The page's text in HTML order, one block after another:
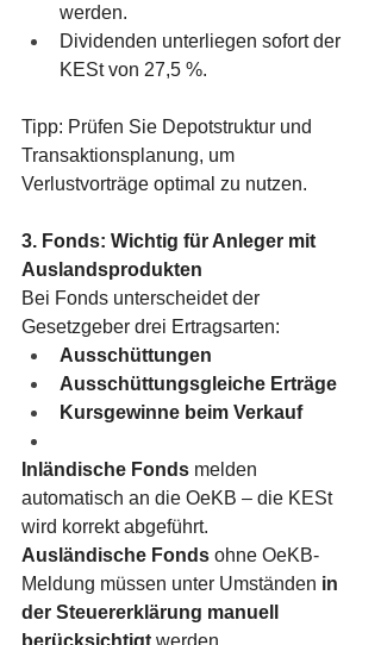
werden.
Dividenden unterliegen sofort der
KESt von 27,5 %.
Tipp: Prüfen Sie Depotstruktur und
Transaktionsplanung, um
Verlustvorträge optimal zu nutzen.
3. Fonds: Wichtig für Anleger mit
Auslandsprodukten
Bei Fonds unterscheidet der
Gesetzgeber drei Ertragsarten:
Ausschüttungen
Ausschüttungsgleiche Erträge
Kursgewinne beim Verkauf
Inländische Fonds melden
automatisch an die OeKB – die KESt
wird korrekt abgeführt.
Ausländische Fonds ohne OeKB-
Meldung müssen unter Umständen in
der Steuererklärung manuell
berücksichtigt werden.